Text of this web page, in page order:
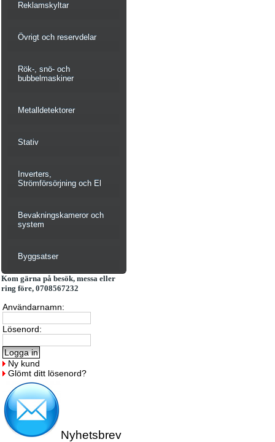
Reklamskyltar
Övrigt och reservdelar
Rök-, snö- och
bubbelmaskiner
Metalldetektorer
Stativ
Inverters,
Strömförsörjning och El
Bevakningskameror och
system
Byggsatser
Kom gärna på besök, messa eller
ring före, 0708567232
Användarnamn:
Lösenord:
Ny kund
Glömt ditt lösenord?
Nyhetsbrev